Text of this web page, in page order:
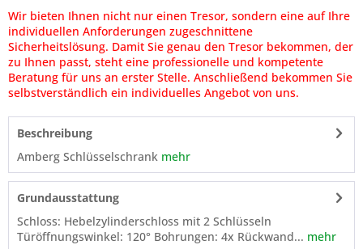
Wir bieten Ihnen nicht nur einen Tresor, sondern eine auf Ihre
individuellen Anforderungen zugeschnittene
Sicherheitslösung. Damit Sie genau den Tresor bekommen, der
zu Ihnen passt, steht eine professionelle und kompetente
Beratung für uns an erster Stelle. Anschließend bekommen Sie
selbstverständlich ein individuelles Angebot von uns.
Beschreibung
Amberg Schlüsselschrank mehr
Grundausstattung
Schloss: Hebelzylinderschloss mit 2 Schlüsseln
Türöffnungswinkel: 120° Bohrungen: 4x Rückwand... mehr